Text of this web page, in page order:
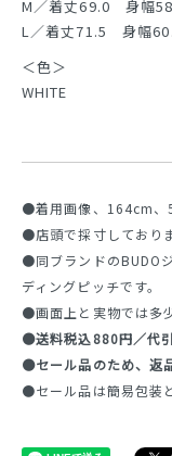
M／着丈69.0 身幅
L／着丈71.5 身幅
＜色＞
WHITE
●着用画像、164cm、
●店頭で採寸しており
●同ブランドのBUDO
ディングピッチです。
●画面上と実物では多
●送料税込880円／代
●セール品のため、返
●セール品は簡易包装